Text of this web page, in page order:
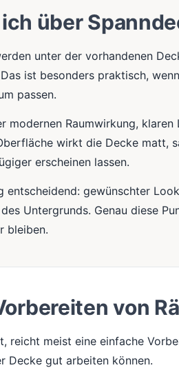
über
unter der vorhandenen
ist besonders praktisch,
passen.
modernen Raumwirkung,
wirkt die Decke matt,
erscheinen lassen.
entscheidend: gewünschter
Untergrunds. Genau diese
bleiben.
von
reicht meist eine einfache
Decke gut arbeiten können.